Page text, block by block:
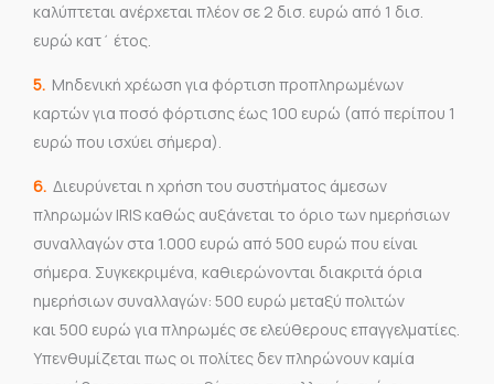
καλύπτεται ανέρχεται πλέον σε 2 δισ. ευρώ από 1 δισ.
ευρώ κατ΄ έτος.
5. Μηδενική χρέωση για φόρτιση προπληρωμένων
καρτών για ποσό φόρτισης έως 100 ευρώ (από περίπου 1
ευρώ που ισχύει σήμερα).
6. Διευρύνεται η χρήση του συστήματος άμεσων
πληρωμών IRIS καθώς αυξάνεται το όριο των ημερήσιων
συναλλαγών στα 1.000 ευρώ από 500 ευρώ που είναι
σήμερα. Συγκεκριμένα, καθιερώνονται διακριτά όρια
ημερήσιων συναλλαγών: 500 ευρώ μεταξύ πολιτών
και 500 ευρώ για πληρωμές σε ελεύθερους επαγγελματίες.
Υπενθυμίζεται πως οι πολίτες δεν πληρώνουν καμία